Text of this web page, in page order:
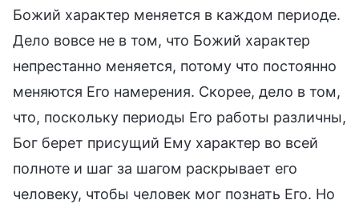
Божий характер меняется в каждом периоде.
Дело вовсе не в том, что Божий характер
непрестанно меняется, потому что постоянно
меняются Его намерения. Скорее, дело в том,
что, поскольку периоды Его работы различны,
Бог берет присущий Ему характер во всей
полноте и шаг за шагом раскрывает его
человеку, чтобы человек мог познать Его. Но